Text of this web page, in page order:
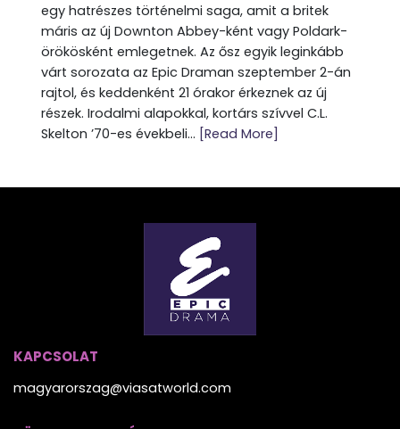
egy hatrészes történelmi saga, amit a britek
máris az új Downton Abbey-ként vagy Poldark-
örökösként emlegetnek. Az ősz egyik leginkább
várt sorozata az Epic Draman szeptember 2-án
rajtol, és keddenként 21 órakor érkeznek az új
részek. Irodalmi alapokkal, kortárs szívvel C.L.
Skelton ’70-es évekbeli... [Read More]
KAPCSOLAT
magyarorszag@viasatworld.com